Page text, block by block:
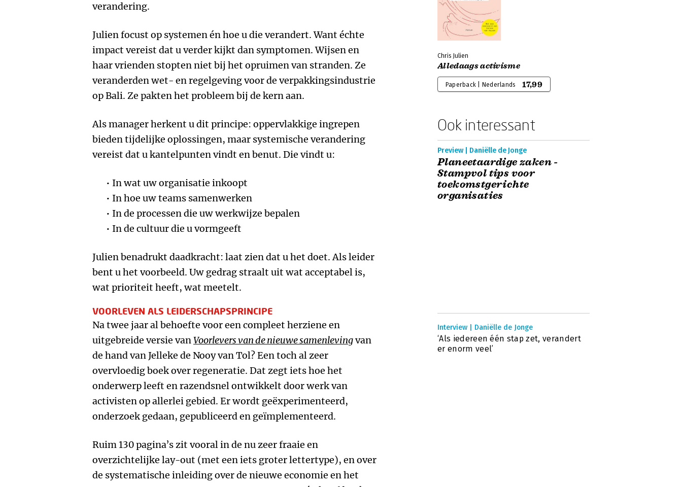
verandering.
Julien focust op systemen én hoe u die verandert. Want échte
impact vereist dat u verder kijkt dan symptomen. Wijsen en
haar vrienden stopten niet bij het opruimen van stranden. Ze
veranderden wet- en regelgeving voor de verpakkingsindustrie
op Bali. Ze pakten het probleem bij de kern aan.
Als manager herkent u dit principe: oppervlakkige ingrepen
bieden tijdelijke oplossingen, maar systemische verandering
vereist dat u kantelpunten vindt en benut. Die vindt u:
In wat uw organisatie inkoopt
In hoe uw teams samenwerken
In de processen die uw werkwijze bepalen
In de cultuur die u vormgeeft
Julien benadrukt daadkracht: laat zien dat u het doet. Als leider
bent u het voorbeeld. Uw gedrag straalt uit wat acceptabel is,
wat prioriteit heeft, wat meetelt.
VOORLEVEN ALS LEIDERSCHAPSPRINCIPE
Na twee jaar al behoefte voor een compleet herziene en
uitgebreide versie vanVoorlevers van de nieuwe samenlevingvan
de hand van Jelleke de Nooy van Tol? Een toch al zeer
overvloedig boek over regeneratie. Dat zegt iets hoe het
onderwerp leeft en razendsnel ontwikkelt door werk van
activisten op allerlei gebied. Er wordt geëxperimenteerd,
onderzoek gedaan, gepubliceerd en geïmplementeerd.
Ruim 130 pagina’s zit vooral in de nu zeer fraaie en
overzichtelijke lay-out (met een iets groter lettertype), en over
de systematische inleiding over de nieuwe economie en het
Chris Julien
Alledaags activisme
Paperback | Nederlands 17,99
Ook interessant
Preview | Daniëlle de Jonge
Planeetaardige zaken -
Stampvol tips voor
toekomstgerichte
organisaties
Interview | Daniëlle de Jonge
‘Als iedereen één stap zet, verandert
er enorm veel’